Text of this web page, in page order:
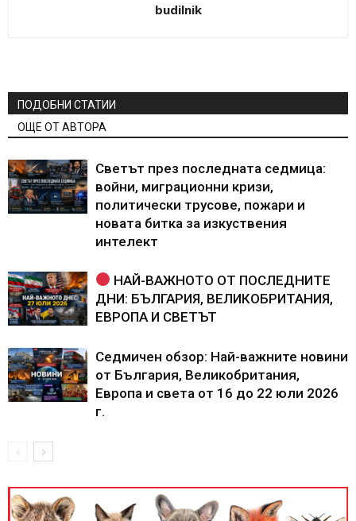
budilnik
ПОДОБНИ СТАТИИ
ОЩЕ ОТ АВТОРА
Светът през последната седмица:
войни, миграционни кризи,
политически трусове, пожари и
новата битка за изкуствения
интелект
НАЙ-ВАЖНОТО ОТ ПОСЛЕДНИТЕ
ДНИ: БЪЛГАРИЯ, ВЕЛИКОБРИТАНИЯ,
ЕВРОПА И СВЕТЪТ
Седмичен обзор: Най-важните новини
от България, Великобритания,
Европа и света от 16 до 22 юли 2026
г.